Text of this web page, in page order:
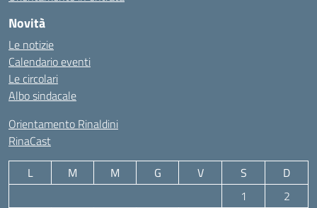
Novità
Le notizie
Calendario eventi
Le circolari
Albo sindacale
Orientamento Rinaldini
RinaCast
L M M G V S
D
1
2